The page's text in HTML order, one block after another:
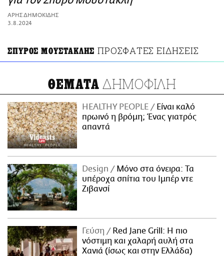
ΑΜΠΑ
PRINT
ΑΡΗΣ ΔΗΜΟΚΙΔΗΣ
3.8.2024
ΣΠΥΡΟΣ ΜΟΥΣΤΑΚΛΗΣ ΠΡΟΣΦΑΤΕΣ ΕΙΔΗΣΕΙΣ
ΘΕΜΑΤΑ ΔΗΜΟΦΙΛΗ
HEALTHY PEOPLE
Είναι καλό
πρωινό η βρόμη; Ένας γιατρός
απαντά
Design
Μόνο στα όνειρα: Τα
υπέροχα σπίτια του Ιμπέρ ντε
Ζιβανσί
Γεύση
Red Jane Grill: Η πιο
νόστιμη και χαλαρή αυλή στα
Χανιά (ίσως και στην Ελλάδα)